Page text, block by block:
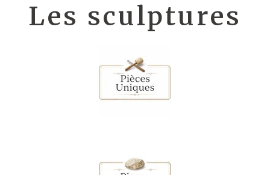
Les sculptures